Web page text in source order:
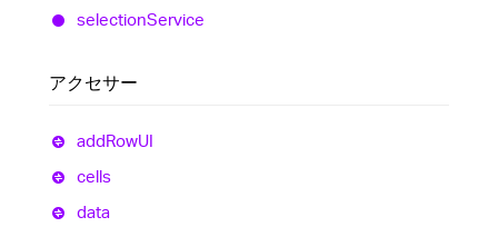
selectionService
アクセサー
addRowUI
cells
data